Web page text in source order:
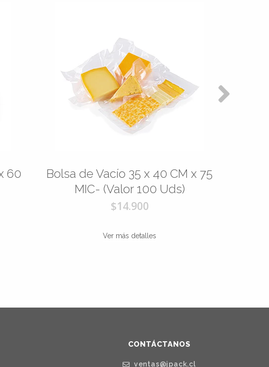
60
Bolsa de Vacío 35 x 40 CM x 75
MIC- (Valor 100 Uds)
$14.900
Ver más detalles
CONTÁCTANOS
ventas@jpack.cl